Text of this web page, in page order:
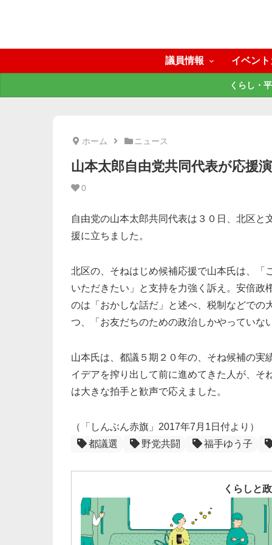
議員情報 イベン
くらし・
ホーム ニュース
山本太郎自由党共同代表が応援
0
自由党の山本太郎共同代表は３０日、北区
援に立ちました。
北区の、そねはじめ候補応援で山本氏は、「
いただきたい」と支持を力強く訴え。安倍政
のは「おかしな話だ」と述べ、税制などでの
つ、「お友だちのための政治しかやっていな
山本氏は、都議５期２０年の、そね候補の実
イデアを搾り出して前に進めてきた人が、そ
は大きな拍手と歓声で応えました。
（「しんぶん赤旗」2017年7月1日付より）
都議選
野党共闘 福手ゆう子
くらしと